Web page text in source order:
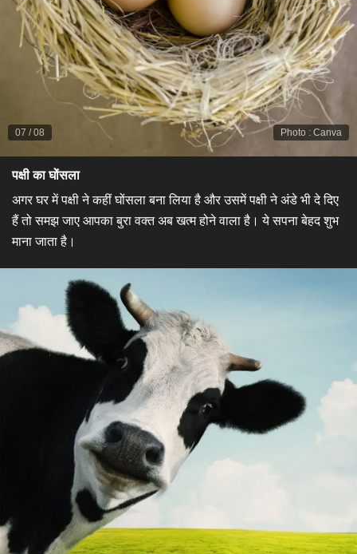
Photo : Canva
07 /08
पक्षी का घोंसला
अगर घर में पक्षी ने कहीं घोंसला बना लिया है और उसमें पक्षी ने अंडे भी दे दिए
हैं तो समझ जाए आपका बुरा वक्त अब खत्म होने वाला है। ये सपना बेहद शुभ
माना जाता है।